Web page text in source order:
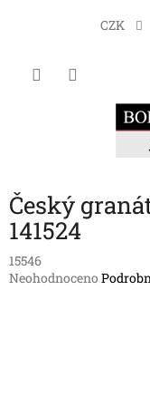
CZK
Český
141524
15546
Průměrné
Neohodnoceno